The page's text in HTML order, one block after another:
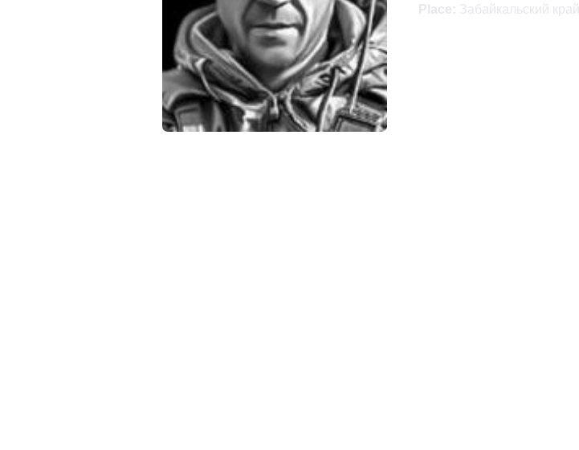
Place: Забайкальский край